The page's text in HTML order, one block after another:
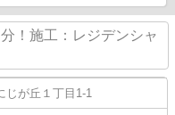
！施工：レジデンシャ
じが丘 １丁目1-1